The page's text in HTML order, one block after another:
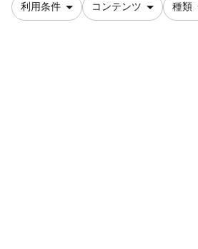
利用条件 コンテンツ 種類